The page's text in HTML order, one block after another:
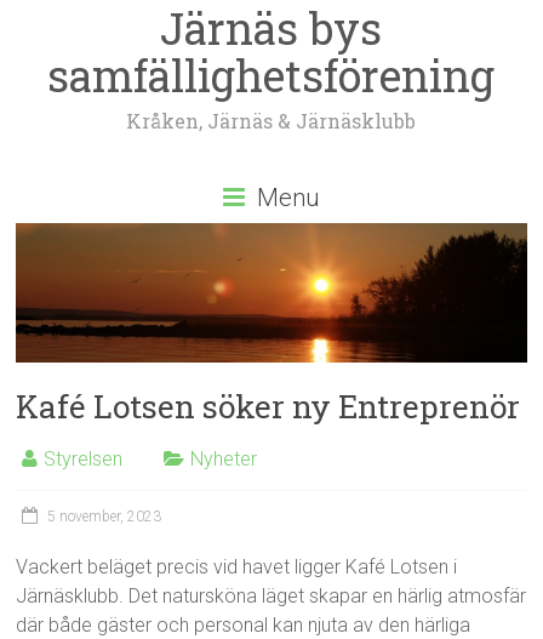
Järnäs bys
samfällighetsförening
Kråken, Järnäs & Järnäsklubb
Menu
Kafé Lotsen söker ny Entreprenör
Styrelsen Nyheter
5 november, 2023
Vackert beläget precis vid havet ligger Kafé Lotsen i
Järnäsklubb. Det natursköna läget skapar en härlig atmosfär
där både gäster och personal kan njuta av den härliga